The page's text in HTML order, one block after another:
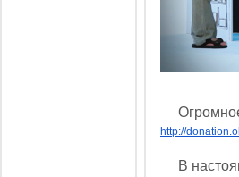
Огромное
http://
В